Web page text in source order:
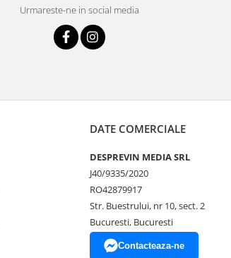
Urmareste-ne in social media
DATE COMERCIALE
DESPREVIN MEDIA SRL
J40/9335/2020
RO42879917
Str. Buestrului, nr 10, sect. 2
Bucuresti, Bucuresti
Contacteaza-ne